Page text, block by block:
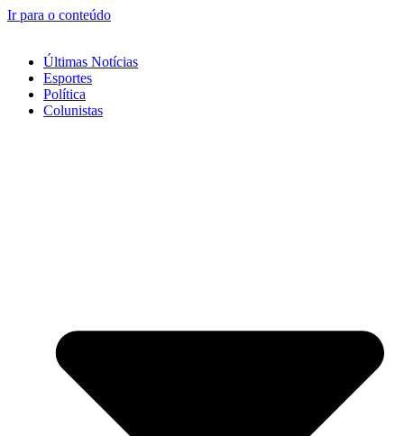
Ir para o conteúdo
Últimas Notícias
Esportes
Política
Colunistas